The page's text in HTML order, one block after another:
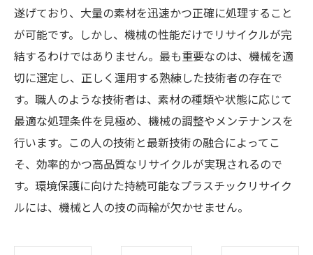
遂げており、大量の素材を迅速かつ正確に処理すること
が可能です。しかし、機械の性能だけでリサイクルが完
結するわけではありません。最も重要なのは、機械を適
切に選定し、正しく運用する熟練した技術者の存在で
す。職人のような技術者は、素材の種類や状態に応じて
最適な処理条件を見極め、機械の調整やメンテナンスを
行います。この人の技術と最新技術の融合によってこ
そ、効率的かつ高品質なリサイクルが実現されるので
す。環境保護に向けた持続可能なプラスチックリサイク
ルには、機械と人の技の両輪が欠かせません。